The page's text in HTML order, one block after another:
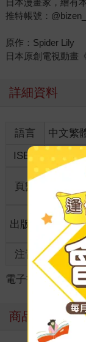
日本漫畫家，繪有
推特帳號：
原作：Spider Lily
日本原創電視動畫
詳細資料
語言 中文繁
ISBN
頁數
出版地 台灣
注音
電子書 ＞ 漫畫
商品評價